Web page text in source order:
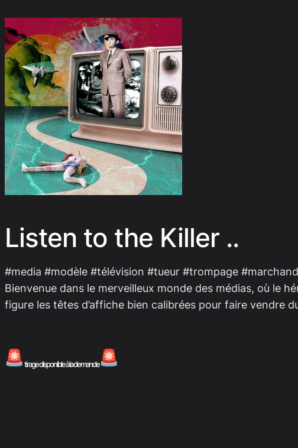
Listen to the Killer ..
#media #modèle #télévision #tueur #trompage
Bienvenue dans le merveilleux monde des médias, où le
figure les têtes d’affiche bien calibrées pour faire vendre
tirage disponible à la demande